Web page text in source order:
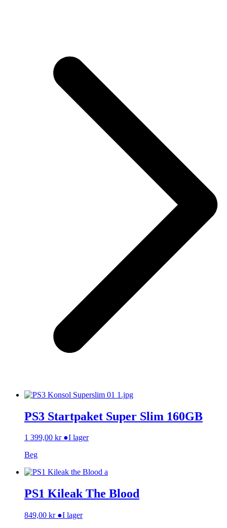
PS3 Startpaket Super Slim 160GB
1 399,00 kr ●I lager
Beg
PS1 Kileak The Blood
849,00 kr ●I lager